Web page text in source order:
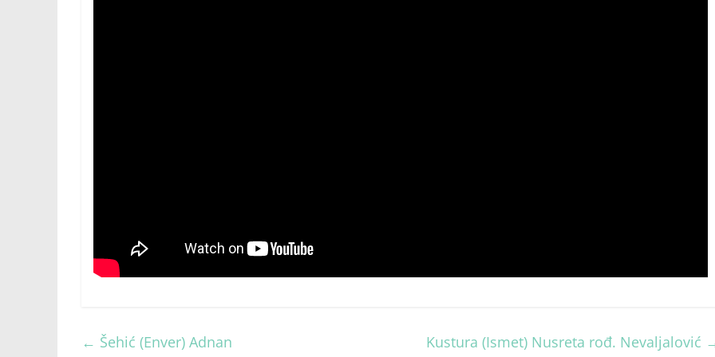
← Šehić (Enver) Adnan Kustura (Ismet) Nusreta rođ. Nevaljalović